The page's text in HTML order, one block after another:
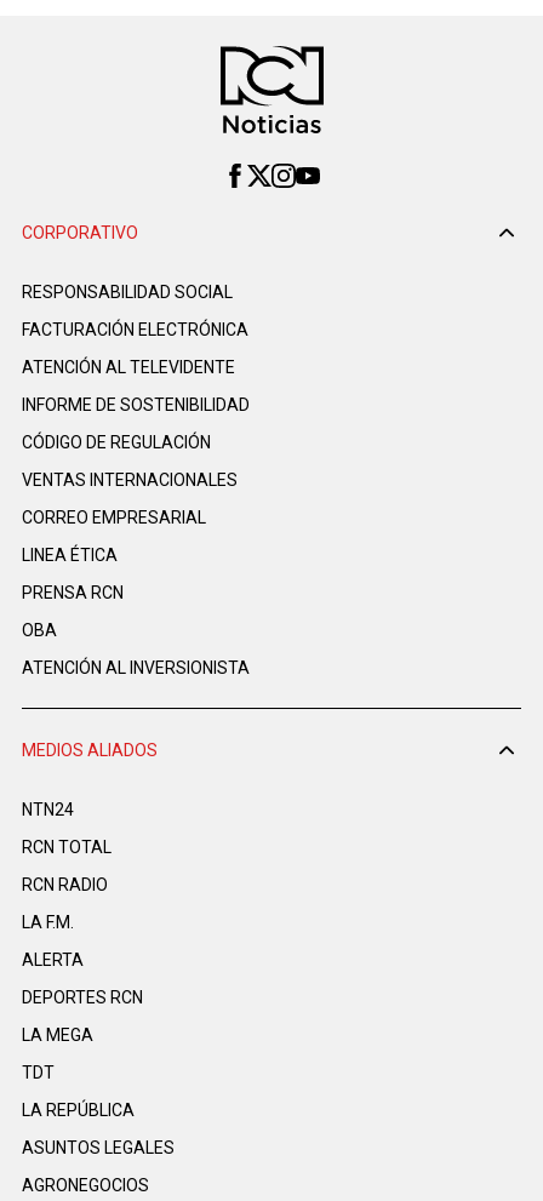
CORPORATIVO
RESPONSABILIDAD SOCIAL
FACTURACIÓN ELECTRÓNICA
ATENCIÓN AL TELEVIDENTE
INFORME DE SOSTENIBILIDAD
CÓDIGO DE REGULACIÓN
VENTAS INTERNACIONALES
CORREO EMPRESARIAL
LINEA ÉTICA
PRENSA RCN
OBA
ATENCIÓN AL INVERSIONISTA
MEDIOS ALIADOS
NTN24
RCN TOTAL
RCN RADIO
LA F.M.
ALERTA
DEPORTES RCN
LA MEGA
TDT
LA REPÚBLICA
ASUNTOS LEGALES
AGRONEGOCIOS